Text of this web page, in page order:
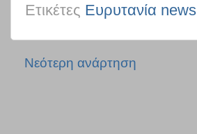
Ετικέτες Ευρυτανία news
Νεότερη ανάρτηση